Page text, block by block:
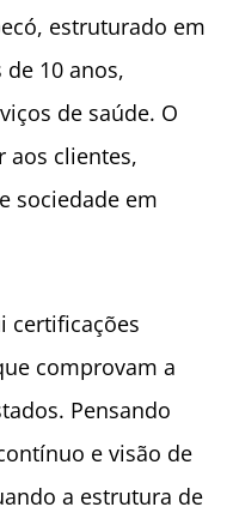
estruturado em
10 anos,
de saúde. O
aos clientes,
sociedade em
certificações
comprovam a
Pensando
e visão de
a estrutura de